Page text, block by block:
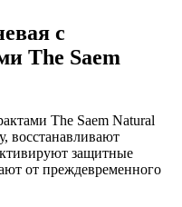
с
The Saem
The Saem Natural
восстанавливают
защитные
от преждевременного